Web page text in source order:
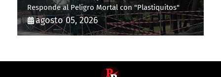
Responde al Peligro Mortal con "Plastiquitos"
agosto 05, 2026